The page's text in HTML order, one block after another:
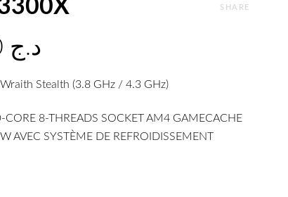
SHARE
د.ج
Stealth (3.8 GHz / 4.3 GHz)
CORE 8-THREADS SOCKET AM4 GAMECACHE
AVEC SYSTÈME DE REFROIDISSEMENT